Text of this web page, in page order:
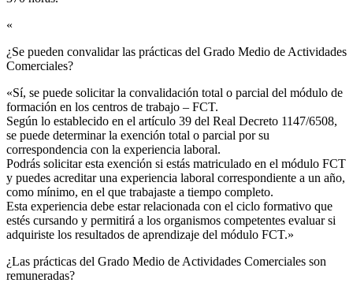
«
¿Se pueden convalidar las prácticas del Grado Medio de Actividades
Comerciales?​
«Sí, se puede solicitar la convalidación total o parcial del módulo de
formación en los centros de trabajo – FCT.
Según lo establecido en el artículo 39 del Real Decreto 1147/6508,
se puede determinar la exención total o parcial por su
correspondencia con la experiencia laboral.
Podrás solicitar esta exención si estás matriculado en el módulo FCT
y puedes acreditar una experiencia laboral correspondiente a un año,
como mínimo, en el que trabajaste a tiempo completo.
Esta experiencia debe estar relacionada con el ciclo formativo que
estés cursando y permitirá a los organismos competentes evaluar si
adquiriste los resultados de aprendizaje del módulo FCT.»
¿Las prácticas del Grado Medio de Actividades Comerciales son
remuneradas?​